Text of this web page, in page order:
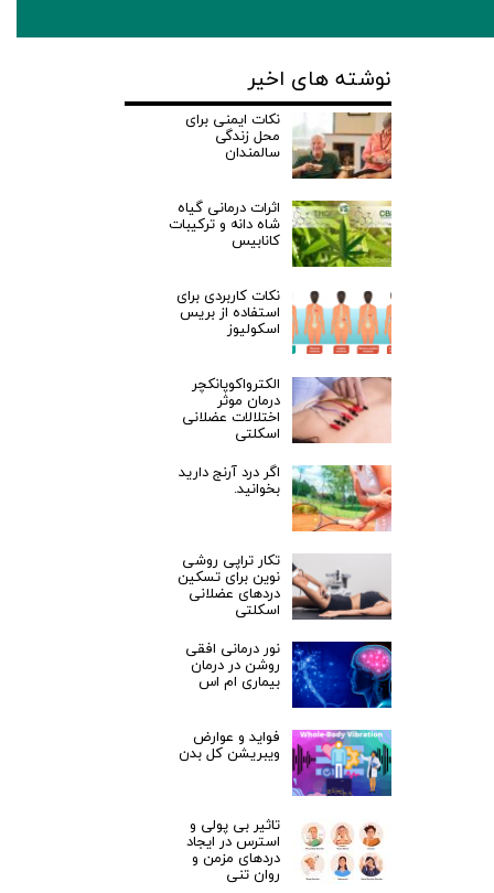
نوشته های اخیر
نکات ایمنی برای
محل زندگی
سالمندان
اثرات درمانی گیاه
شاه دانه و ترکیبات
کانابیس
نکات کاربردی برای
استفاده از بریس
اسکولیوز
الکترواکوپانکچر
درمان موثر
اختلالات عضلانی
اسکلتی
اگر درد آرنج دارید
بخوانید.
تکار تراپی روشی
نوین برای تسکین
دردهای عضلانی
اسکلتی
نور درمانی افقی
روشن در درمان
بیماری ام اس
فواید و عوارض
ویبریشن کل بدن
تاثیر بی پولی و
استرس در ایجاد
دردهای مزمن و
روان تنی